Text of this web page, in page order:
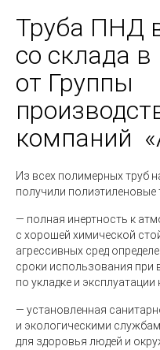
Труба ПНД
со склада
от Группы
компаний «
Из всех полимерных труб
получили полиэтиленовые
— полная инертность к
с хорошей химической
агрессивных сред
сроки использования при
по укладке и эксплуатации
— установленная
и экологическими
для здоровья людей и